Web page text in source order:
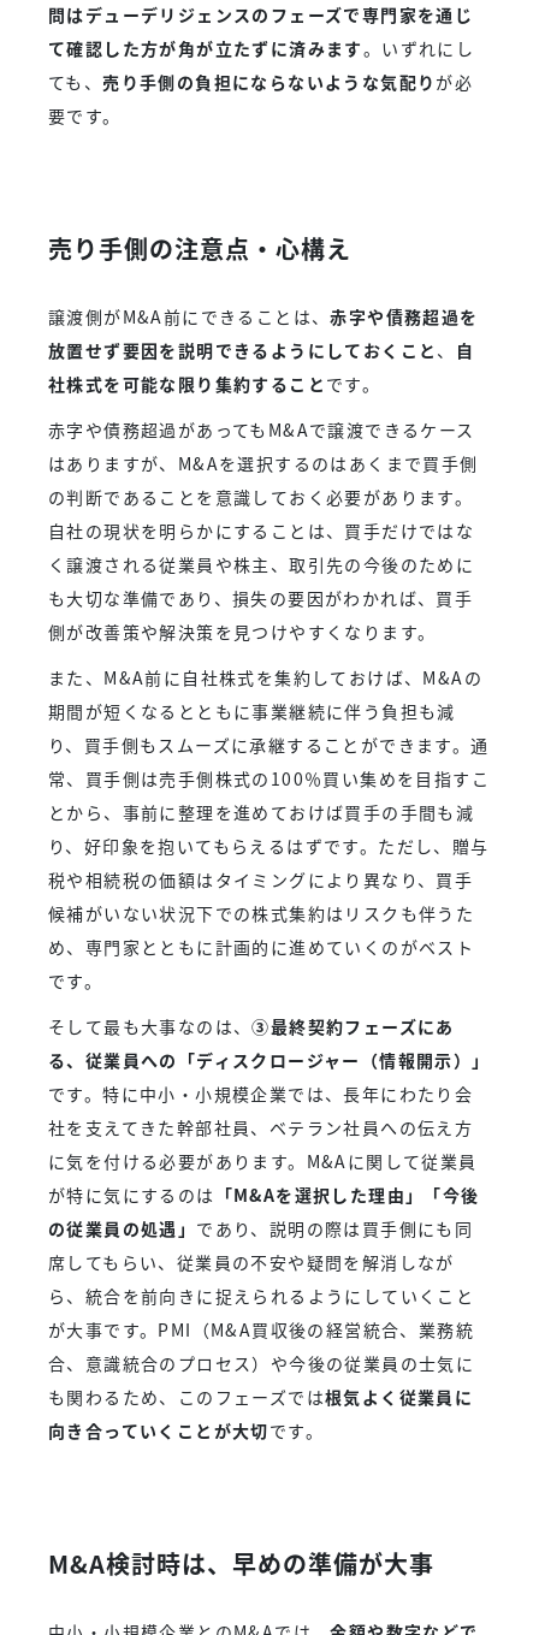
問はデューデリジェンスのフェーズで専門家を通じ
て確認した方が角が立たずに済みます。いずれにし
ても、売り手側の負担にならないような気配り が必
要です。
売り手側の注意点・心構え
譲渡側がM&A前にできることは、赤字や債務超過を
放置せず要因を説明できるようにしておくこと 、
自
社株式を可能な限り集約すること です。
赤字や債務超過があってもM&Aで譲渡できるケース
はありますが、M&Aを選択するのはあくまで買手側
の判断であることを意識しておく必要があります。
自社の現状を明らかにすることは、買手だけではな
く譲渡される従業員や株主、取引先の今後のために
も大切な準備であり、損失の要因がわかれば、買手
側が改善策や解決策を見つけやすくなります。
また、M&A前に自社株式を集約しておけば、M&Aの
期間が短くなるとともに事業継続に伴う負担も減
り、買手側もスムーズに承継することができます。通
常、買手側は売手側株式の100％買い集めを目指すこ
とから、事前に整理を進めておけば買手の手間も減
り、好印象を抱いてもらえるはずです。ただし、贈与
税や相続税の価額はタイミングにより異なり、買手
候補がいない状況下での株式集約はリスクも伴うた
め、専門家とともに計画的に進めていくのがベスト
です。
そして最も大事なのは、③最終契約フェーズにあ
る、従業員への「ディスクロージャー（情報開示）」
です。特に中小・小規模企業では、長年にわたり会
社を支えてきた幹部社員、ベテラン社員への伝え方
に気を付ける必要があります。M&Aに関して従業員
が特に気にするのは 「M&Aを選択した理由」「今後
の従業員の処遇」 であり、説明の際は買手側にも同
席してもらい、従業員の不安や疑問を解消しなが
ら、統合を前向きに捉えられるようにしていくこと
が大事です。PMI（M&A買収後の経営統合、業務統
合、意識統合のプロセス）や今後の従業員の士気に
も関わるため、このフェーズでは根気よく従業員に
向き合っていくことが大切です。
M&A検討時は、早めの準備が大事